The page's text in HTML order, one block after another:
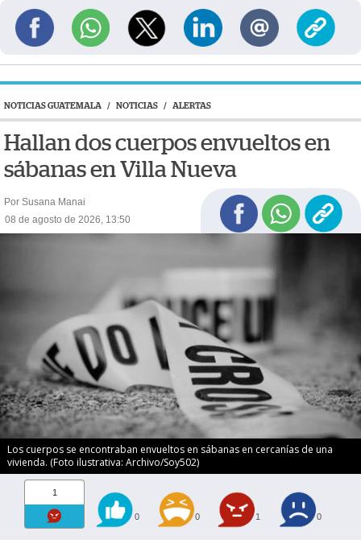
NOTICIAS GUATEMALA / NOTICIAS / ALERTAS
Hallan dos cuerpos envueltos en
sábanas en Villa Nueva
Por Susana Manai
08 de agosto de 2026, 13:50
Los cuerpos se encontraban envueltos en sábanas en cercanías de una
vivienda. (Foto ilustrativa: Archivo/Soy502)
1
0 0 1 0